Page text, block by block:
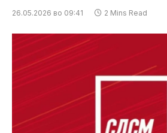
26.05.2026 во 09:41 2 Mins Read